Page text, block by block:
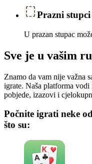
Prazni stupci
U prazan stupac
Sve je u vašim
Znamo da vam nije važna
igrate. Naša platforma vodi
pobjede, izazovi i
Počnite igrati neke
što su: